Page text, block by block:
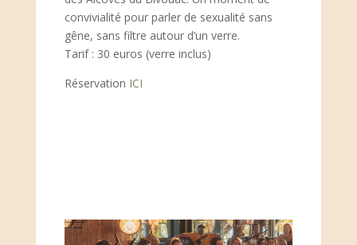
convivialité pour parler de sexualité sans
gêne, sans filtre autour d’un verre.
Tarif : 30 euros (verre inclus)
Réservation ICI